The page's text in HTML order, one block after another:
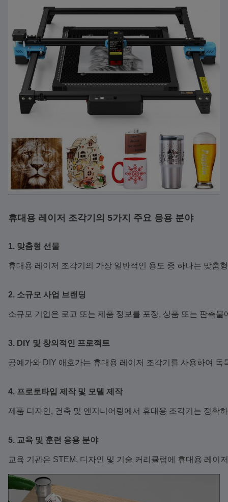
휴대용 레이저 조각기의 5가지 주요 응용 분야
1. 맞춤형 선물
휴대용 레이저 조각기의 가장 일반적인 용도 중 하나는 맞춤
2. 소규모 사업 브랜딩
소규모 기업은 로고 또는 제품 정보를 포장, 상품 또는 판촉
3. DIY 및 창의적인 프로젝트
공예가와 DIY 애호가는 휴대용 레이저 조각기를 사용하여
4. 프로토타입 제작 및 모델 제작
제품 디자인, 건축 및 엔지니어링에서 휴대용 조각기는 정확
5. 교육 및 훈련 응용 분야
교육 기관은 STEM, 디자인 및 기술 커리큘럼에 휴대용 레이